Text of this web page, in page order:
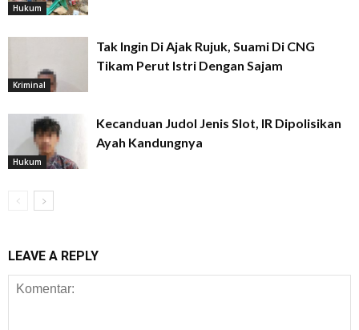
Hukum
Kriminal
Tak Ingin Di Ajak Rujuk, Suami Di CNG
Tikam Perut Istri Dengan Sajam
Hukum
Kecanduan Judol Jenis Slot, IR Dipolisikan
Ayah Kandungnya
LEAVE A REPLY